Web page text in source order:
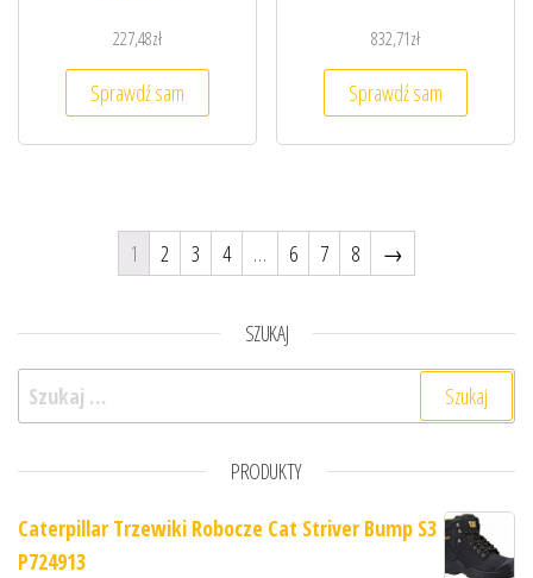
227,48zł
Sprawdź sam
832,71zł
Sprawdź sam
1 2 3 4 … 6 7 8 →
SZUKAJ
Szukaj:
PRODUKTY
Caterpillar Trzewiki Robocze Cat Striver Bump S3
P724913